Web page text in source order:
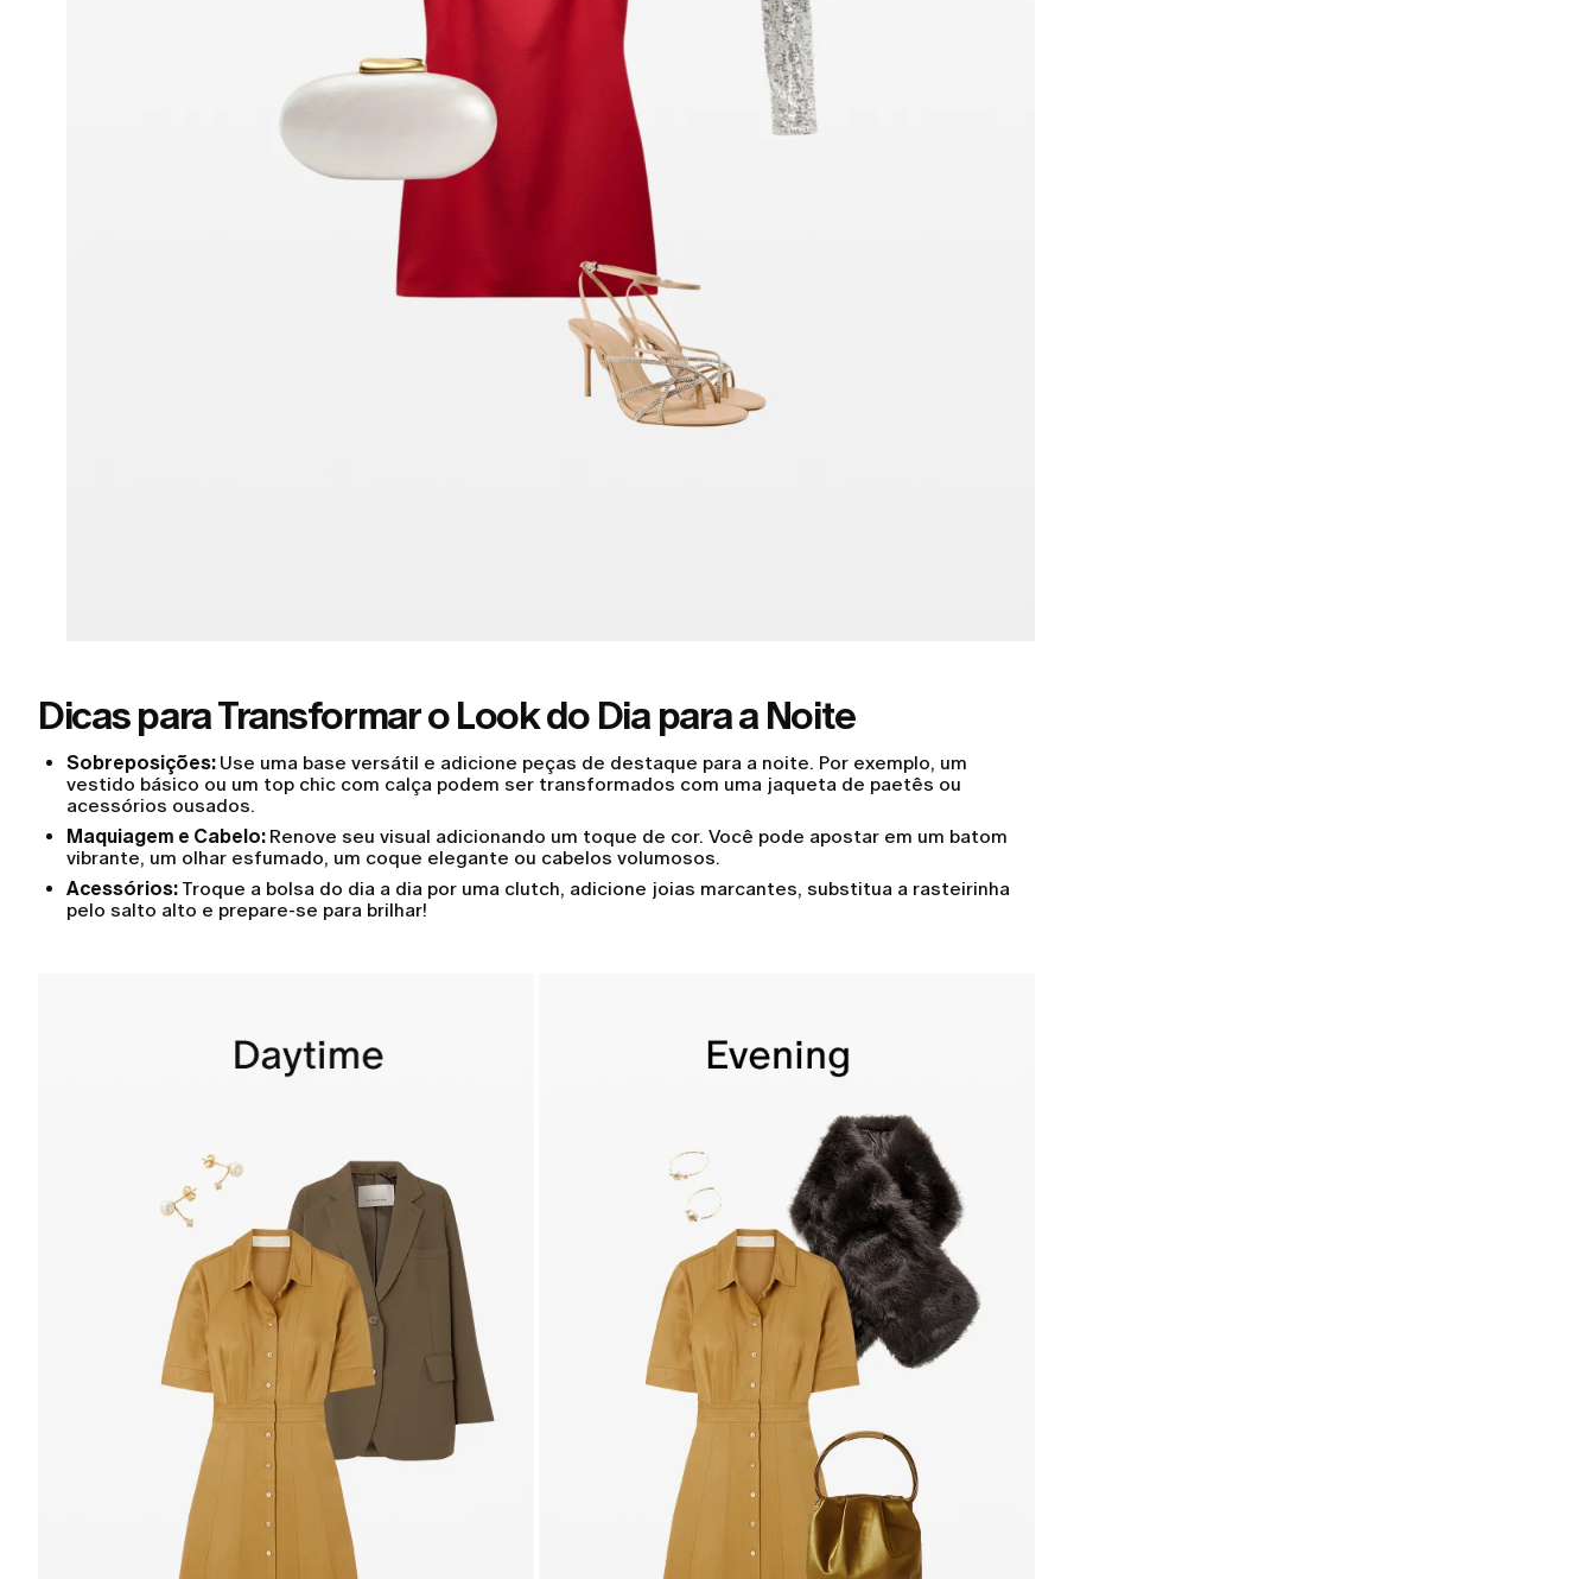
Dicas para Transformar o Look do Dia para a Noite
Sobreposições: Use uma base versátil e adicione peças de destaque para a noite. Por exemplo, um
vestido básico ou um top chic com calça podem ser transformados com uma jaqueta de paetês ou
acessórios ousados.
Maquiagem e Cabelo: Renove seu visual adicionando um toque de cor. Você pode apostar em um batom
vibrante, um olhar esfumado, um coque elegante ou cabelos volumosos.
Acessórios: Troque a bolsa do dia a dia por uma clutch, adicione joias marcantes, substitua a rasteirinha
pelo salto alto e prepare-se para brilhar!